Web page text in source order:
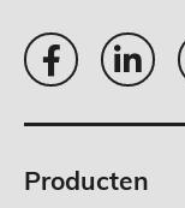
Producten